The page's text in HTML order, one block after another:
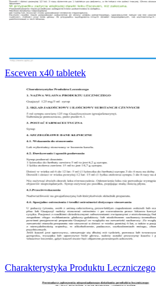
Esceven x40 tabletek
Charakterystyka Produktu Leczniczego